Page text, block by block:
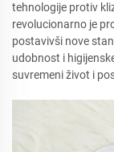
tehnologije protiv
revolucionarno je
postavivši nove
udobnost i
suvremeni život i